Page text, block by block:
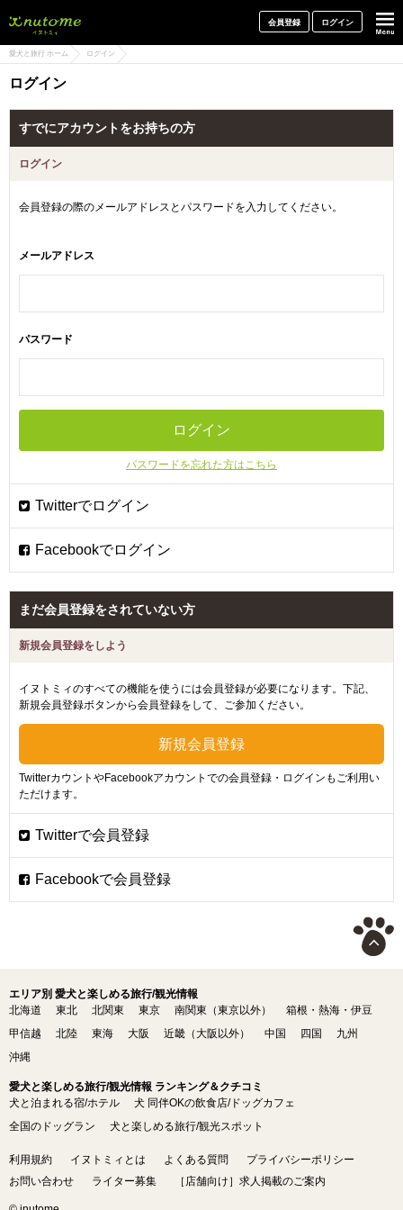
会員登録 ログイン
愛犬と旅行 ホーム ログイン
ログイン
すでにアカウントをお持ちの方
ログイン
会員登録の際のメールアドレスとパスワードを入力してください。
メールアドレス
パスワード
パスワードを忘れた方はこちら
まだ会員登録をされていない方
新規会員登録をしよう
イヌトミィのすべての機能を使うには会員登録が必要になります。下記、
新規会員登録ボタンから会員登録をして、ご参加ください。
TwitterカウントやFacebookアカウントでの会員登録・ログインもご利用い
ただけます。
エリア別 愛犬と楽しめる旅行/観光情報
北海道
東北 北関東 東京 南関東（東京以外）
箱根・熱海・伊豆
甲信越
北陸 東海 大阪 近畿（大阪以外） 中国 四国
九州
沖縄
愛犬と楽しめる旅行/観光情報 ランキング＆クチコミ
犬と泊まれる宿/ホテル
犬 同伴OKの飲食店/ドッグカフェ
全国のドッグラン
犬と楽しめる旅行/観光スポット
利用規約 イヌトミィとは よくある質問
プライバシーポリシー
お問い合わせ
ライター募集 ［店舗向け］求人掲載のご案内